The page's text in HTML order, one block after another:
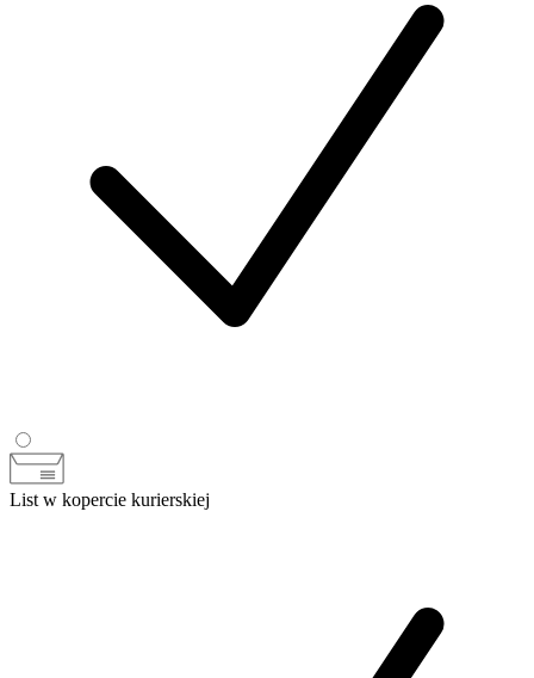
List w kopercie kurierskiej